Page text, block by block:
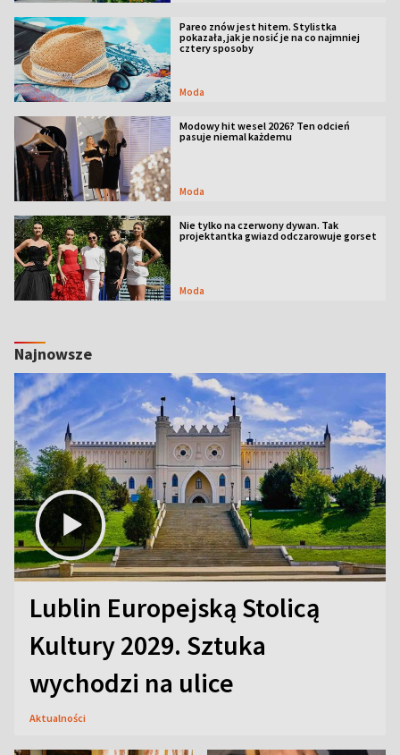
Pareo znów jest hitem. Stylistka
pokazała, jak je nosić je na co najmniej
cztery sposoby
Moda
Modowy hit wesel 2026? Ten odcień
pasuje niemal każdemu
Moda
Nie tylko na czerwony dywan. Tak
projektantka gwiazd odczarowuje gorset
Moda
Najnowsze
Lublin Europejską Stolicą
Kultury 2029. Sztuka
wychodzi na ulice
Aktualności